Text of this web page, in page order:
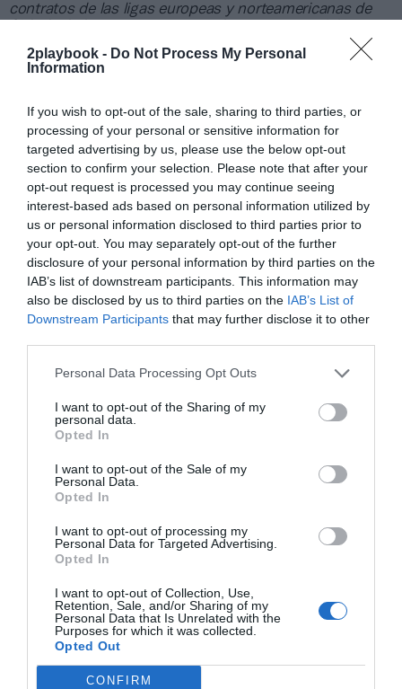
2playbook - Do Not Process My Personal
Information
If you wish to opt-out of the sale, sharing to third parties, or
processing of your personal or sensitive information for
targeted advertising by us, please use the below opt-out
section to confirm your selection. Please note that after your
opt-out request is processed you may continue seeing
interest-based ads based on personal information utilized by
us or personal information disclosed to third parties prior to
your opt-out. You may separately opt-out of the further
disclosure of your personal information by third parties on the
IAB’s list of downstream participants. This information may
also be disclosed by us to third parties on the IAB’s List of
Downstream Participants that may further disclose it to other
Personal Data Processing Opt Outs
I want to opt-out of the Sharing of my
personal data.
Opted In
I want to opt-out of the Sale of my
Personal Data.
Opted In
I want to opt-out of processing my
Personal Data for Targeted Advertising.
Opted In
I want to opt-out of Collection, Use,
Retention, Sale, and/or Sharing of my
Personal Data that Is Unrelated with the
Purposes for which it was collected.
Opted Out
CONFIRM
Índex
Iberia
contratos de las ligas europeas y norteamericanas de
tipología de activos, marcas, categorías de producto y
valor económico aproximado de cada acuerdo. Si
Añadir2Playbookcomo fuente preferida de Google
de forma gratuita
Mantente informado con las últimas noticias de actualidad.
ACTIVAR AHORA
Compartir
Publicidad
2Playbook Club